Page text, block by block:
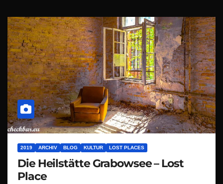
2019 ARCHIV BLOG KULTUR LOST PLACES
Die Heilstätte Grabowsee – Lost
Place